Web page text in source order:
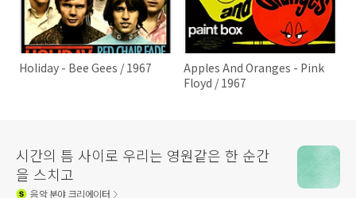
Holiday - Bee Gees / 1967
Apples And Oranges - Pink
Floyd / 1967
시간의 틈 사이로 우리는 영원같은 한 순간
을 스치고
음악분야 크리에이터